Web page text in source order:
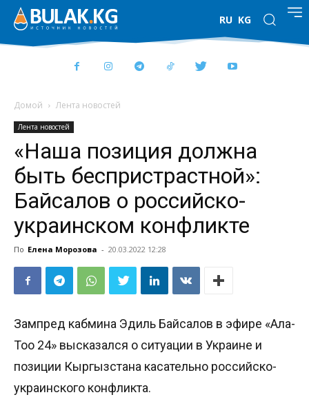
RU KG
Домой Лента новостей
Лента новостей
«Наша позиция должна
быть беспристрастной»:
Байсалов о российско-
украинском конфликте
По Елена Морозова - 20.03.2022 12:28
Зампред кабмина Эдиль Байсалов в эфире «Ала-
Тоо 24» высказался о ситуации в Украине и
позиции Кыргызстана касательно российско-
украинского конфликта.